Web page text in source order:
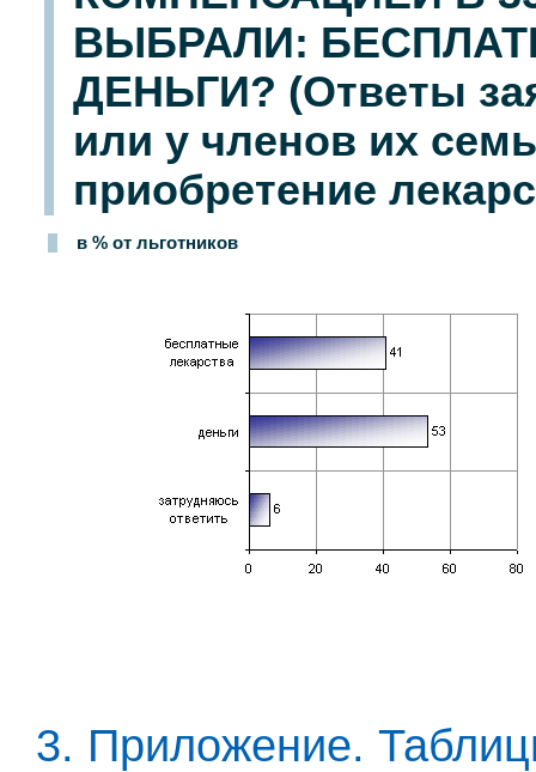
ВЫБРАЛИ:
ДЕНЬГИ? (Ответы
или у членов их
приобретение
в % от льготников
3. Приложение.